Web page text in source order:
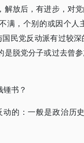
解放后，有进步，对
满，个别的或因个
民党反动派有过较
是脱党分子或过去曾
书？
动的：一般是政治历